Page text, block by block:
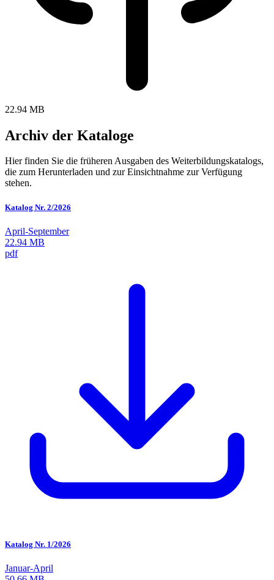
22.94 MB
Archiv der Kataloge
Hier finden Sie die früheren Ausgaben des Weiterbildungskatalogs,
die zum Herunterladen und zur Einsichtnahme zur Verfügung
stehen.
Katalog Nr. 2/2026
April-September
22.94 MB
pdf
Katalog Nr. 1/2026
Januar-April